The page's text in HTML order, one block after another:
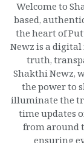
Welcome to
based,
the heart of
Newz is a
truth,
Shakthi Newz,
the power to
illuminate the
time updates
from around